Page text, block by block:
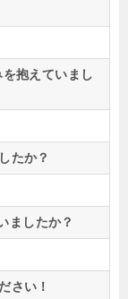
抱えていまし
たか？
ましたか？
さい！